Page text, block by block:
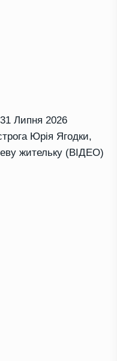
31 Липня 2026
Юрія Ягодки,
жительку (ВІДЕО)